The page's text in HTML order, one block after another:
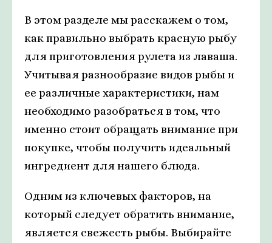
В этом разделе мы расскажем о том,
как правильно выбрать красную рыбу
для приготовления рулета из лаваша.
Учитывая разнообразие видов рыбы и
ее различные характеристики, нам
необходимо разобраться в том, что
именно стоит обращать внимание при
покупке, чтобы получить идеальный
ингредиент для нашего блюда.
Одним из ключевых факторов, на
который следует обратить внимание,
является свежесть рыбы. Выбирайте